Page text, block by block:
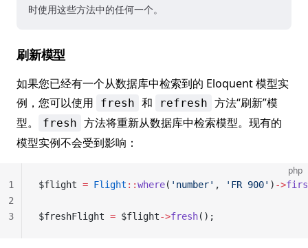
时使用这些方法中的任何一个。
刷新模型
如果您已经有一个从数据库中检索到的 Eloquent 模型实
例，您可以使用
fresh 和 refresh 方法“刷新”模
型。
fresh 方法将重新从数据库中检索模型。现有的
模型实例不会受到影响：
php
$flight = Flight ::where( 'number' , 'FR 900' ) ->
$freshFlight = $flight->fresh();
1
2
3